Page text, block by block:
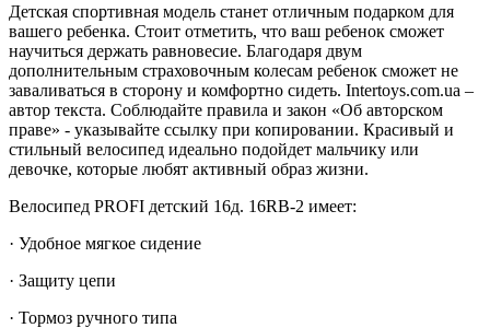
Детская спортивная модель станет отличным подарком для
вашего ребенка. Стоит отметить, что ваш ребенок сможет
научиться держать равновесие. Благодаря двум
дополнительным страховочным колесам ребенок сможет не
заваливаться в сторону и комфортно сидеть. Intertoys.com.ua –
автор текста. Соблюдайте правила и закон «Об авторском
праве» - указывайте ссылку при копировании. Красивый и
стильный велосипед идеально подойдет мальчику или
девочке, которые любят активный образ жизни.
Велосипед PROFI детский 16д. 16RB-2 имеет:
· Удобное мягкое сидение
· Защиту цепи
· Тормоз ручного типа